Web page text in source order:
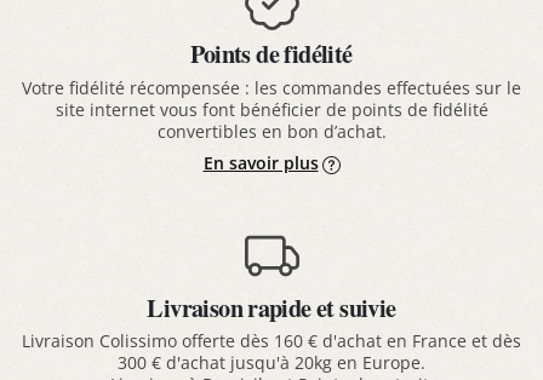
Points de fidélité
Votre fidélité récompensée : les commandes effectuées sur le
site internet vous font bénéficier de points de fidélité
convertibles en bon d’achat.
En savoir plus
Livraison rapide et suivie
Livraison Colissimo offerte dès 160 € d'achat en France et dès
300 € d'achat jusqu'à 20kg en Europe.